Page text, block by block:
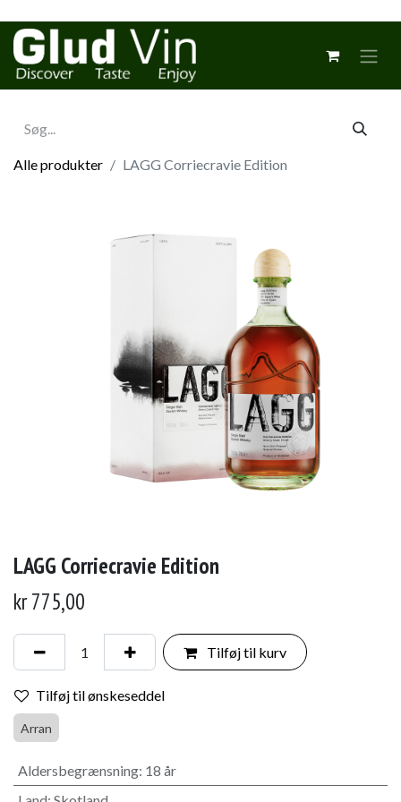
Alle produkter LAGG Corriecravie Edition
LAGG Corriecravie Edition
kr775,00
Tilføj til kurv
Tilføj til ønskeseddel
Arran
Aldersbegrænsning: 18 år